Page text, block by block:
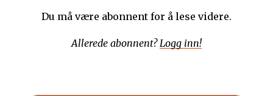
Du må være abonnent for å lese videre.
Allerede abonnent?Logg inn!